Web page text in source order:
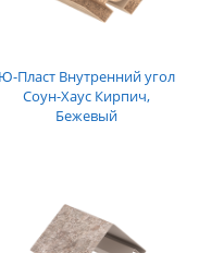
Ю-Пласт Внутренний угол
Соун-Хаус Кирпич,
Бежевый